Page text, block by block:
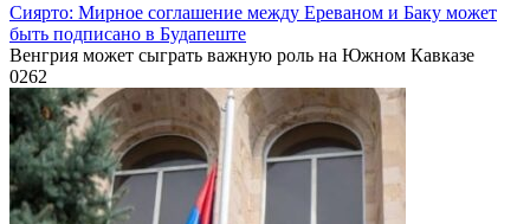
Сиярто: Мирное соглашение между Ереваном и Баку может
быть подписано в Будапеште
Венгрия может сыграть важную роль на Южном Кавказе
0262